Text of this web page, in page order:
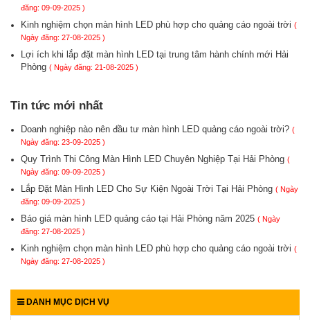
đăng: 09-09-2025 )
Kinh nghiệm chọn màn hình LED phù hợp cho quảng cáo ngoài trời (
Ngày đăng: 27-08-2025 )
Lợi ích khi lắp đặt màn hình LED tại trung tâm hành chính mới Hải
Phòng ( Ngày đăng: 21-08-2025 )
Tin tức mới nhất
Doanh nghiệp nào nên đầu tư màn hình LED quảng cáo ngoài trời? (
Ngày đăng: 23-09-2025 )
Quy Trình Thi Công Màn Hình LED Chuyên Nghiệp Tại Hải Phòng (
Ngày đăng: 09-09-2025 )
Lắp Đặt Màn Hình LED Cho Sự Kiện Ngoài Trời Tại Hải Phòng ( Ngày
đăng: 09-09-2025 )
Báo giá màn hình LED quảng cáo tại Hải Phòng năm 2025 ( Ngày
đăng: 27-08-2025 )
Kinh nghiệm chọn màn hình LED phù hợp cho quảng cáo ngoài trời (
Ngày đăng: 27-08-2025 )
DANH MỤC DỊCH VỤ